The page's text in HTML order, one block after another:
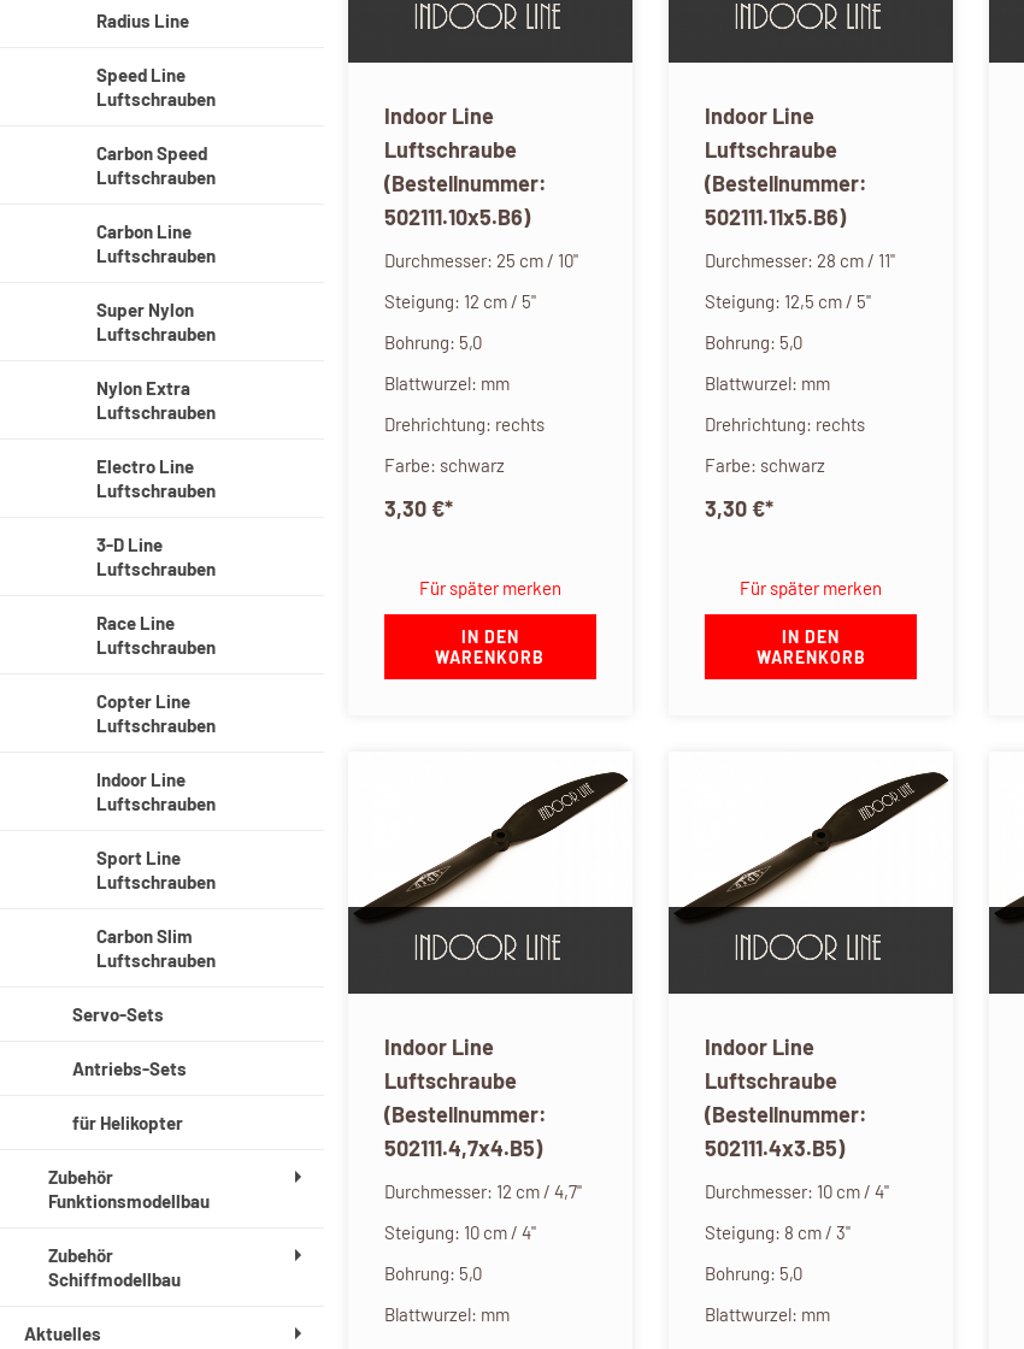
Radius Line
Speed Line
Luftschrauben
Carbon Speed
Luftschrauben
Carbon Line
Luftschrauben
Super Nylon
Luftschrauben
Nylon Extra
Luftschrauben
Electro Line
Luftschrauben
3-D Line
Luftschrauben
Race Line
Luftschrauben
Copter Line
Luftschrauben
Indoor Line
Luftschrauben
Sport Line
Luftschrauben
Carbon Slim
Luftschrauben
Servo-Sets
Antriebs-Sets
für Helikopter
Zubehör
Funktionsmodellbau
Zubehör
Schiffmodellbau
Aktuelles
Indoor Line
Luftschraube
(Bestellnummer:
502111.10x5.B6)
Durchmesser: 25 cm / 10"
Steigung: 12 cm / 5"
Bohrung: 5,0
Blattwurzel: mm
Drehrichtung: rechts
Farbe: schwarz
3,30 €*
Für später merken
IN DEN
WARENKORB
Indoor Line
Luftschraube
(Bestellnummer:
502111.11x5.B6)
Durchmesser: 28 cm / 11"
Steigung: 12,5 cm / 5"
Bohrung: 5,0
Blattwurzel: mm
Drehrichtung: rechts
Farbe: schwarz
3,30 €*
Für später merken
IN DEN
WARENKORB
Indoor Line
Luftschraube
(Bestellnummer:
502111.4,7x4.B5)
Durchmesser: 12 cm / 4,7"
Steigung: 10 cm / 4"
Bohrung: 5,0
Blattwurzel: mm
Indoor Line
Luftschraube
(Bestellnummer:
502111.4x3.B5)
Durchmesser: 10 cm / 4"
Steigung: 8 cm / 3"
Bohrung: 5,0
Blattwurzel: mm